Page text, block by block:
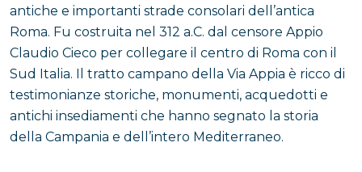
antiche e importanti strade consolari dell’antica
Roma. Fu costruita nel 312 a.C. dal censore Appio
Claudio Cieco per collegare il centro di Roma con il
Sud Italia. Il tratto campano della Via Appia è ricco di
testimonianze storiche, monumenti, acquedotti e
antichi insediamenti che hanno segnato la storia
della Campania e dell’intero Mediterraneo.